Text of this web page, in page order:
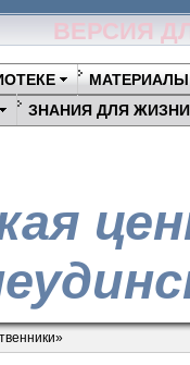
ВЕРСИЯ
МАТЕРИАЛЫ
ЗНАНИЯ ДЛЯ ЖИЗНИ